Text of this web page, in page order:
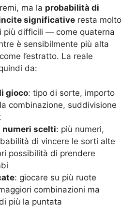
ma la probabilità di
significative resta molto
più difficili — come quaterna
è sensibilmente più alta
l’estratto. La reale
da:
gioco: tipo di sorte, importo
combinazione, suddivisione
numeri scelti: più numeri,
di vincere le sorti alte
possibilità di prendere
: giocare su più ruote
combinazioni ma
più la puntata